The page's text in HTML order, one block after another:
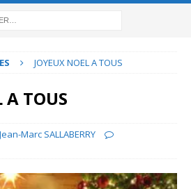
JOYEUX NOEL A TOUS
A TOUS
Jean-Marc SALLABERRY